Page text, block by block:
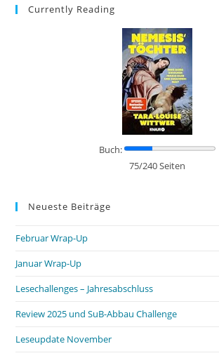
Currently Reading
Buch:
75/240 Seiten
Neueste Beiträge
Februar Wrap-Up
Januar Wrap-Up
Lesechallenges – Jahresabschluss
Review 2025 und SuB-Abbau Challenge
Leseupdate November